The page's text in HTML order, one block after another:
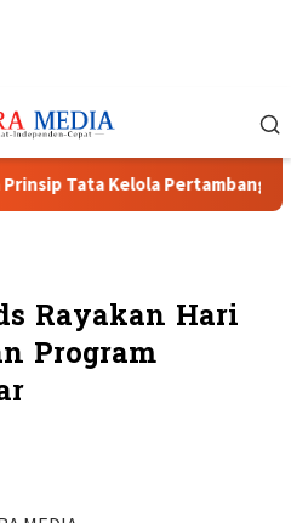
Kelola Pertambangan
Rayakan Hari
Program